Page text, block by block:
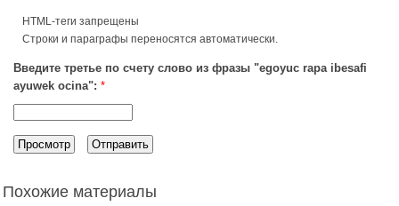
HTML-теги запрещены
Строки и параграфы переносятся автоматически.
Введите третье по счету слово из фразы "egoyuc rapa ibesafi
ayuwek ocina": *
Похожие материалы